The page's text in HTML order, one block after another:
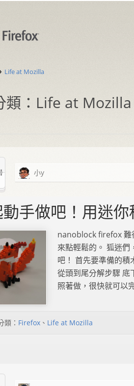
Life at Mozilla
類：Life at Mozilla
小y
手做吧！用迷
nanoblock firefox 難
來點輕鬆的。 狐迷們
吧！ 首先要準備的
從頭到尾分解步驟 底
照著做，很快就可以
類： Firefox 、 Life at Mozilla